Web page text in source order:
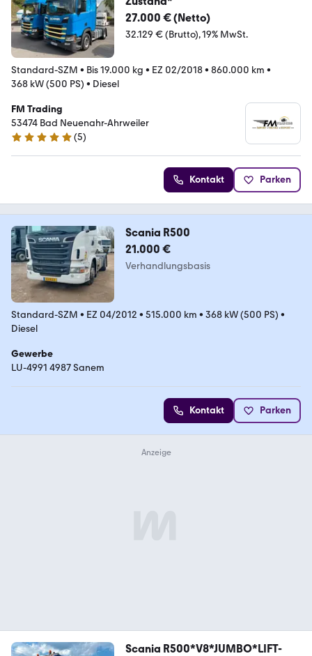
27.000 € (Netto)
32.129 € (Brutto) 19% MwSt.
Standard-SZM • Bis 19.000 kg • EZ 02/2018• 860.000 km •
368 kW (500 PS) • Diesel
FM Trading
53474 Bad Neuenahr-Ahrweiler
5 Sterne
(5)
Kontakt Parken
Scania R500
21.000 €
Verhandlungsbasis
Standard-SZM • EZ 04/2012 • 515.000 km • 368 kW (500 PS) •
Diesel
Gewerbe
LU-4991 4987 Sanem
Kontakt Parken
Scania R500*V8*JUMBO*LIFT-